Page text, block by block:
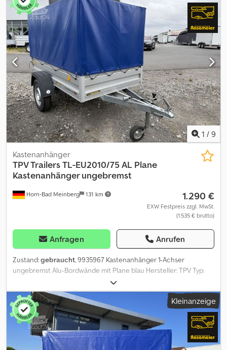
1 / 9
Horn-Bad Meinberg 131 km
Kastenanhänger
TPV TrailersTL-EU2010/75 AL Plane
Kastenanhänger ungebremst
1.290 €
EXW Festpreis zzgl. MwSt.
(1.535 € brutto)
Anfragen Anrufen
Zustand:gebraucht, 9935967 Kastenanhänger 1-Achser
ungebremst Alu-Bordwände mit Plane blau Hersteller: TPV Typ:
TL-EU2010/75 AL Zul. Gesamtgewicht: 750 kg Innenmaße: 2030 x
1080 x 800 mm L.B.H. Aussenmaße: 2960 x 1520 x 890 mm L.B.H. Zul.
Gesamtgewicht: 750 kg Planenfarbe: blau EZ: 15.06.2022
Leergewicht: 123 kg Nutzlast: 627 kg Dedezp S Atopfx Acrjwa
Feuerverzinkte Zugdeichsel mit Längsträgerfahrgestell robuste,
doppelwandige und eloxierte Aluminium-Bordwände 4 stabile
Verzurrbügel zur optimalen Ladungssicherung Stützrad
Kleinanzeige